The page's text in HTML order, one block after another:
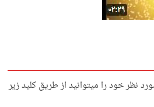
نظر خود را میتوانید از طریق کلید زیر